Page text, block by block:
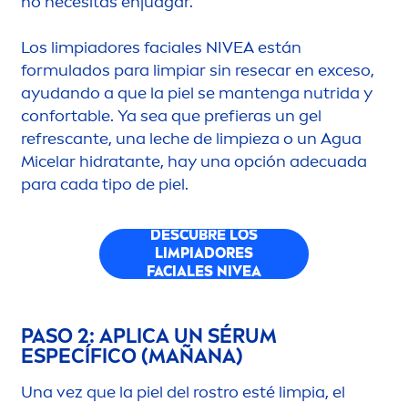
Los limpiadores faciales NIVEAestán
formulados para limpiar sin resecar en exceso,
ayudando a que la piel se mantenga nutrida y
confortable. Ya sea que prefieras un gel
refrescante, una leche de limpieza o un Agua
Micelar hidratante, hay una opción adecuada
para cada tipo de piel.
DESCUBRE LOS
LIMPIADORES
FACIALES NIVEA
PASO 2: APLICA UN SÉRUM
ESPECÍFICO (MAÑANA)
Una vez que la piel del rostro esté limpia, el